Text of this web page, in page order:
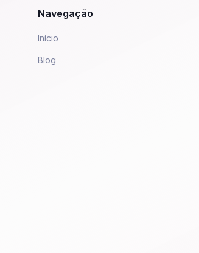
Navegação
Início
Blog